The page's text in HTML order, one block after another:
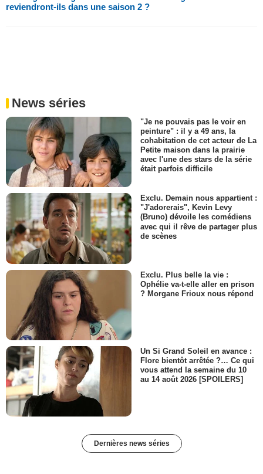
reviendront-ils dans une saison 2 ?
News séries
"Je ne pouvais pas le voir en
peinture" : il y a 49 ans, la
cohabitation de cet acteur de La
Petite maison dans la prairie
avec l'une des stars de la série
était parfois difficile
Exclu. Demain nous appartient :
"J'adorerais", Kevin Levy
(Bruno) dévoile les comédiens
avec qui il rêve de partager plus
de scènes
Exclu. Plus belle la vie :
Ophélie va-t-elle aller en prison
? Morgane Frioux nous répond
Un Si Grand Soleil en avance :
Flore bientôt arrêtée ?… Ce qui
vous attend la semaine du 10
au 14 août 2026 [SPOILERS]
Dernières news séries